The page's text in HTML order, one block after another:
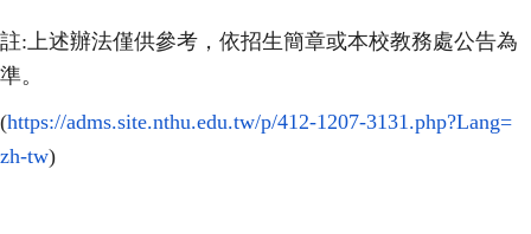
註:上述辦法僅供參考，依招生簡章或本校教務處公告為
準。
(https://adms.site.nthu.edu.tw/p/412-1207-3131.php?Lang=
zh-tw)